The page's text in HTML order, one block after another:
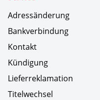
Adressänderung
Bankverbindung
Kontakt
Kündigung
Lieferreklamation
Titelwechsel